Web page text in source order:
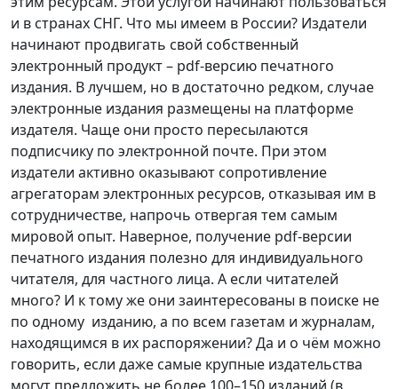
и в странах СНГ. Что мы имеем в России? Издатели
начинают продвигать свой собственный
электронный продукт – pdf-версию печатного
издания. В лучшем, но в достаточно редком, случае
электронные издания размещены на платформе
издателя. Чаще они просто пересылаются
подписчику по электронной почте. При этом
издатели активно оказывают сопротивление
агрегаторам электронных ресурсов, отказывая им в
сотрудничестве, напрочь отвергая тем самым
мировой опыт. Наверное, получение pdf-версии
печатного издания полезно для индивидуального
читателя, для частного лица. А если читателей
много? И к тому же они заинтересованы в поиске не
по одному изданию, а по всем газетам и журналам,
находящимся в их распоряжении? Да и о чём можно
говорить, если даже самые крупные издательства